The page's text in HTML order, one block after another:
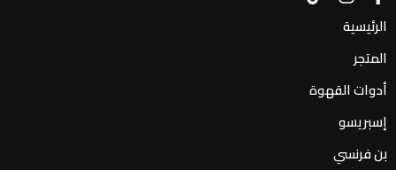
الرئيسية
المتجر
أدوات القهوة
إسبريسو
بن فرنسي